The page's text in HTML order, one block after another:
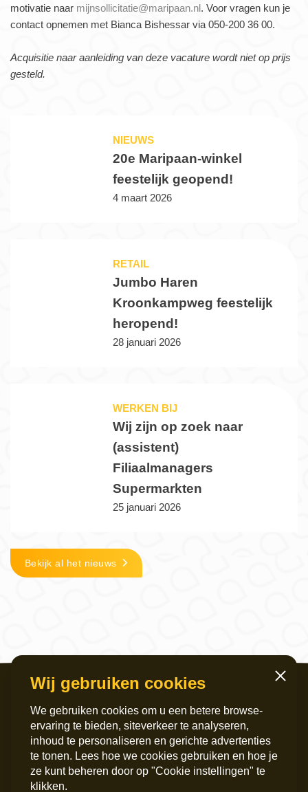
motivatie naar mijnsollicitatie@maripaan.nl. Voor vragen kun je
contact opnemen met Bianca Bishessar via 050‑200 36 00.
Acquisitie naar aanleiding van deze vacature wordt niet op prijs
gesteld.
NIEUWS
20e Maripaan-winkel
feestelijk geopend!
4 maart 2026
RETAIL
Jumbo Haren
Kroonkampweg feestelijk
heropend!
28 januari 2026
WERKEN BIJ
Wij zijn op zoek naar
(assistent)
Filiaalmanagers
Supermarkten
25 januari 2026
Bekijk al het nieuws
Servicekantoor Postadres
Wij gebruiken cookies
We gebruiken cookies om u een betere browse-
ervaring te bieden, siteverkeer te analyseren,
inhoud te personaliseren en gerichte advertenties
te tonen. Lees hoe we cookies gebruiken en hoe je
ze kunt beheren door op "Cookie instellingen" te
klikken.
Sluiten